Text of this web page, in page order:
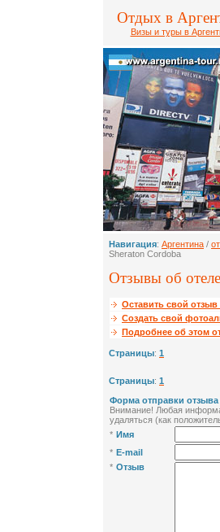
Отдых в
Визы и туры в
Навигация: Аргентина /
Sheraton Cordoba
Отзывы об
Оставить свой отзыв
Создать свой
Подробнее об этом
Страницы: 1
Страницы: 1
Форма отправки отзыва
Внимание! Любая
удаляться (как
* Имя
* E-mail
* Отзыв